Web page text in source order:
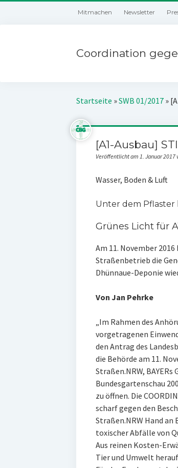
Mitmachen Newsletter
Coordination
Startseite »SWB 01/2017 »
[A1-Ausbau]
Veröffentlicht am 1. Januar 2017
Wasser, Boden & Luft
Unter dem Pflaster
Grünes Licht für
Am 11. November
Straßenbetrieb die
Dhünnaue-Deponie
Von Jan Pehrke
„Im Rahmen des
vorgetragenen
den Antrag des
die Behörde am 11.
Straßen.NRW,
Bundesgartenschau
zu öffnen. Die
scharf gegen den
Straßen.NRW Hand an
toxischer Abfälle von
Aus reinen Kosten-
Tier und Umwelt